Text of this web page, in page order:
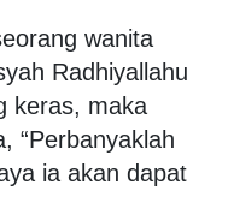
wanita
Radhiyallahu
keras, maka
“Perbanyaklah
ia akan dapat